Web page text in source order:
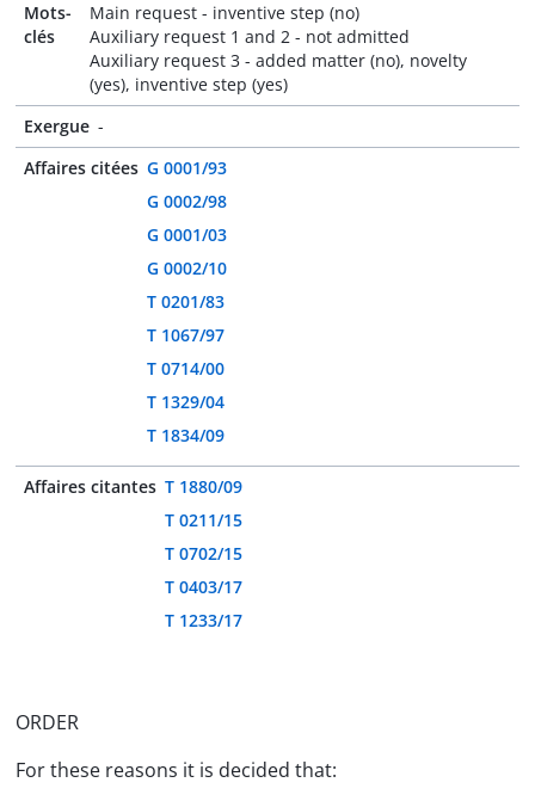
Mots-
clés
Main request - inventive step (no)
Auxiliary request 1 and 2 - not admitted
Auxiliary request 3 - added matter (no), novelty
(yes), inventive step (yes)
Exergue -
Affaires citées G 0001/93
G 0002/98
G 0001/03
G 0002/10
T 0201/83
T 1067/97
T 0714/00
T 1329/04
T 1834/09
Affaires citantes T 1880/09
T 0211/15
T 0702/15
T 0403/17
T 1233/17
ORDER
For these reasons it is decided that: